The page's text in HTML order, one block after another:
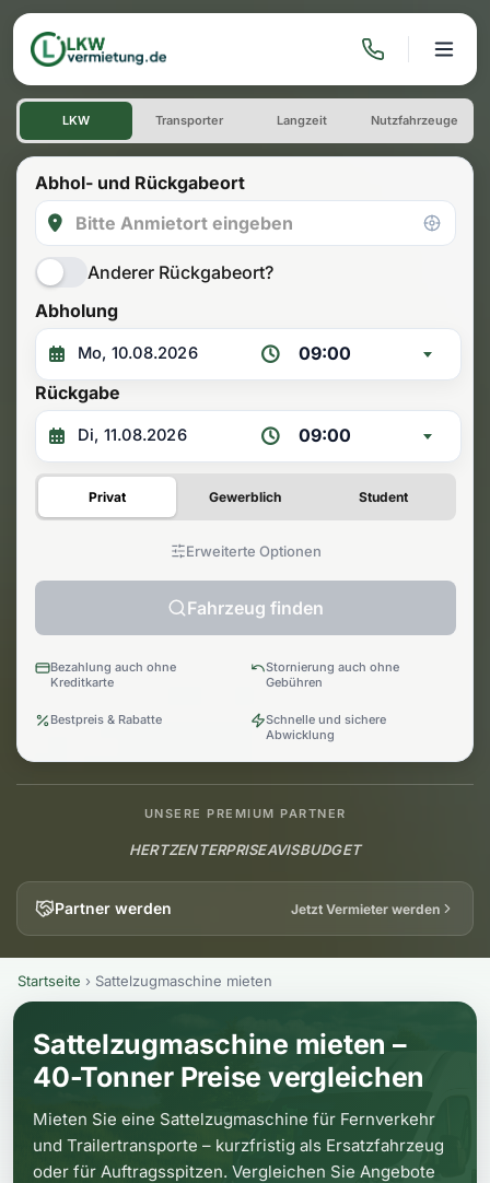
LKW, Transporter &
LKW Transporter Langzeit Nutzfahrzeuge
Abhol- und Rückgabeort
Anderer Rückgabeort?
Abholung
09:00
Rückgabe
09:00
Privat Gewerblich Student
Erweiterte Optionen
Fahrzeug finden
Bezahlung auch ohne
Kreditkarte
Stornierung auch ohne
Gebühren
Bestpreis & Rabatte
Schnelle und sichere
Abwicklung
UNSERE PREMIUM PARTNER
HERTZENTERPRISEAVISBUDGET
Partner werden Jetzt Vermieter werden
Startseite › Sattelzugmaschine mieten
Sattelzugmaschine mieten –
40-Tonner Preise vergleichen
Mieten Sie eine Sattelzugmaschine für Fernverkehr
und Trailertransporte – kurzfristig als Ersatzfahrzeug
oder für Auftragsspitzen. Vergleichen Sie Angebote